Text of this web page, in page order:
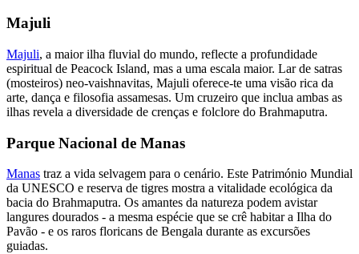
Majuli
Majuli, a maior ilha fluvial do mundo, reflecte a profundidade
espiritual de Peacock Island, mas a uma escala maior. Lar de satras
(mosteiros) neo-vaishnavitas, Majuli oferece-te uma visão rica da
arte, dança e filosofia assamesas. Um cruzeiro que inclua ambas as
ilhas revela a diversidade de crenças e folclore do Brahmaputra.
Parque Nacional de Manas
Manas traz a vida selvagem para o cenário. Este Património Mundial
da UNESCO e reserva de tigres mostra a vitalidade ecológica da
bacia do Brahmaputra. Os amantes da natureza podem avistar
langures dourados - a mesma espécie que se crê habitar a Ilha do
Pavão - e os raros floricans de Bengala durante as excursões
guiadas.